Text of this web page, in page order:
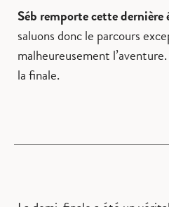
Séb remporte cette dernière
saluons donc le parcours
malheureusement
la finale.